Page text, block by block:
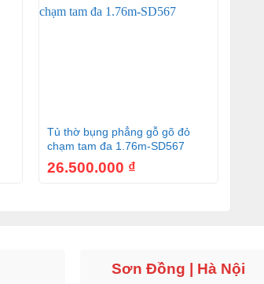
Tủ thờ bụng phẳng gỗ gõ đỏ
chạm tam đa 1.76m-SD567
26.500.000 ₫
Sơn Đồng | Hà Nội